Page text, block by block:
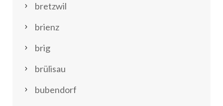
bretzwil
brienz
brig
brülisau
bubendorf